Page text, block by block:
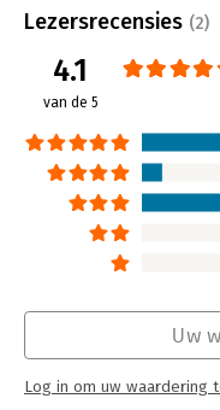
worden. Dat schrijven
Gea Peper in
Lees verder
Lezersrecensies (2)
4.1
van de 5
Uw
Log in om uw waardering